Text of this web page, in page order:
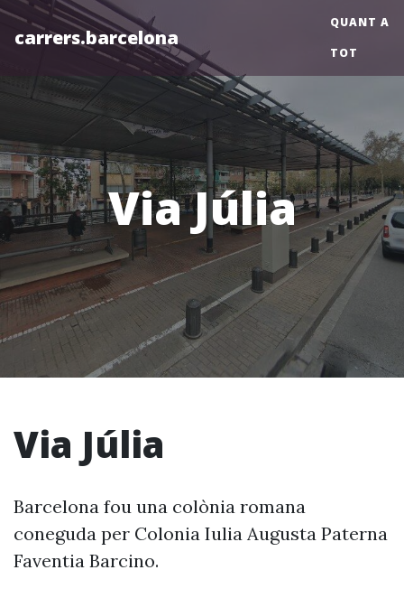
carrers.barcelona
QUANT A
TOT
Via Júlia
Via Júlia
Barcelona fou una colònia romana
coneguda per Colonia Iulia Augusta Paterna
Faventia Barcino.